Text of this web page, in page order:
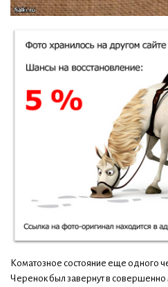
Коматозное состояние еще одного
Черенок был завернут в совершенно